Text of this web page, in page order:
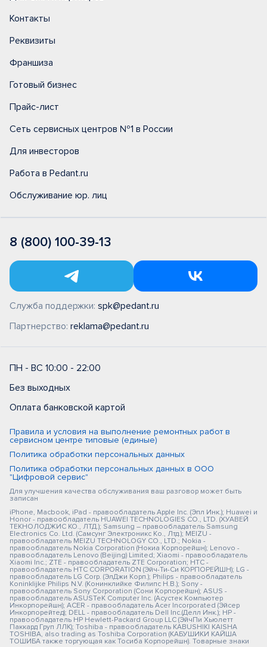
Контакты
Реквизиты
Франшиза
Готовый бизнес
Прайс-лист
Сеть сервисных центров №1 в России
Для инвесторов
Работа в Pedant.ru
Обслуживание юр. лиц
8 (800) 100-39-13
Служба поддержки: spk@pedant.ru
Партнерство: reklama@pedant.ru
ПН - ВС 10:00 - 22:00
Без выходных
Оплата банковской картой
Правила и условия на выполнение ремонтных работ в
сервисном центре типовые (единые)
Политика обработки персональных данных
Политика обработки персональных данных в ООО
"Цифровой сервис"
Для улучшения качества обслуживания ваш разговор может быть
записан
iPhone, Macbook, iPad - правообладатель Apple Inc. (Эпл Инк.); Huawei и
Honor - правообладатель HUAWEI TECHNOLOGIES CO., LTD. (ХУАВЕЙ
ТЕКНОЛОДЖИС КО., ЛТД.); Samsung – правообладатель Samsung
Electronics Co. Ltd. (Самсунг Электроникс Ко., Лтд.); MEIZU -
правообладатель MEIZU TECHNOLOGY CO., LTD.; Nokia -
правообладатель Nokia Corporation (Нокиа Корпорейшн); Lenovo -
правообладатель Lenovo (Beijing) Limited; Xiaomi - правообладатель
Xiaomi Inc.; ZTE - правообладатель ZTE Corporation; HTC -
правообладатель HTC CORPORATION (Эйч-Ти-Си КОРПОРЕЙШН); LG -
правообладатель LG Corp. (ЭлДжи Корп.); Philips - правообладатель
Koninklijke Philips N.V. (Конинклийке Филипс Н.В.); Sony -
правообладатель Sony Corporation (Сони Корпорейшн); ASUS -
правообладатель ASUSTeK Computer Inc. (Асустек Компьютер
Инкорпорейшн); ACER - правообладатель Acer Incorporated (Эйсер
Инкорпорейтед); DELL - правообладатель Dell Inc.(Делл Инк.); HP -
правообладатель HP Hewlett-Packard Group LLC (ЭйчПи Хьюлетт
Паккард Груп ЛЛК); Toshiba - правообладатель KABUSHIKI KAISHA
TOSHIBA, also trading as Toshiba Corporation (КАБУШИКИ КАЙША
ТОШИБА также торгующая как Тосиба Корпорейшн). Товарные знаки